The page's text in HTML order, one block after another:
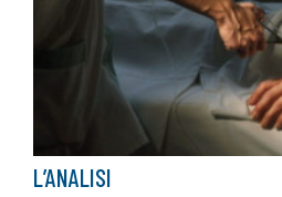
L’ANALISI